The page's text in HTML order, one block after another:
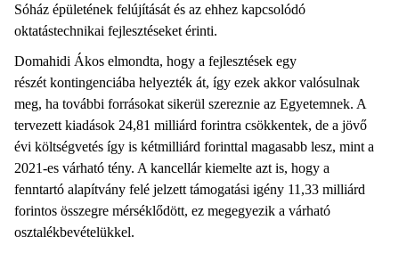
Sóház épületének felújítását és az ehhez kapcsolódó
oktatástechnikai fejlesztéseket érinti.
Domahidi Ákos elmondta, hogy a fejlesztések egy
részét kontingenciába helyezték át, így ezek akkor valósulnak
meg, ha további forrásokat sikerül szereznie az Egyetemnek. A
tervezett kiadások 24,81 milliárd forintra csökkentek, de a jövő
évi költségvetés így is kétmilliárd forinttal magasabb lesz, mint a
2021-es várható tény. A kancellár kiemelte azt is, hogy a
fenntartó alapítvány felé jelzett támogatási igény 11,33 milliárd
forintos összegre mérséklődött, ez megegyezik a várható
osztalékbevételükkel.